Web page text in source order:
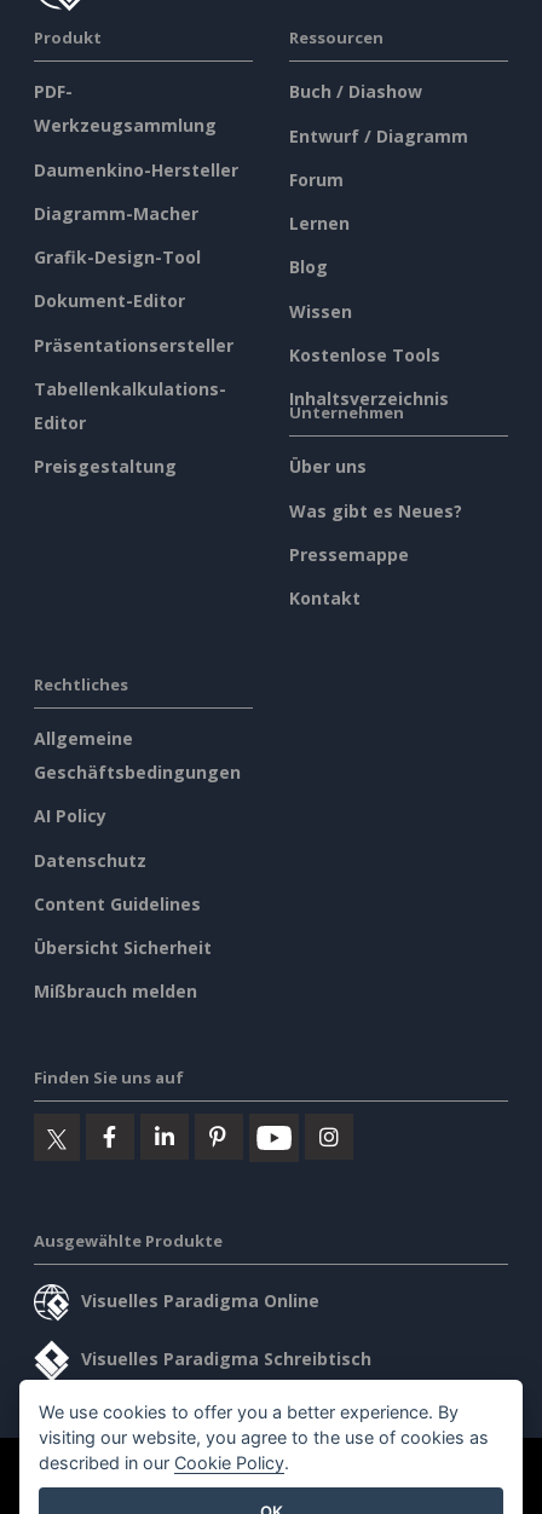
Produkt
PDF-
Werkzeugsammlung
Daumenkino-Hersteller
Diagramm-Macher
Grafik-Design-Tool
Dokument-Editor
Präsentationsersteller
Tabellenkalkulations-
Editor
Preisgestaltung
Ressourcen
Buch / Diashow
Entwurf / Diagramm
Forum
Lernen
Blog
Wissen
Kostenlose Tools
Inhaltsverzeichnis
Unternehmen
Über uns
Was gibt es Neues?
Pressemappe
Kontakt
Rechtliches
Allgemeine
Geschäftsbedingungen
AI Policy
Datenschutz
Content Guidelines
Übersicht Sicherheit
Mißbrauch melden
Finden Sie uns auf
Ausgewählte Produkte
Visuelles Paradigma Online
Visuelles Paradigma Schreibtisch
©2026 by Visual Paradigm. Alle Rechte vorbehalten.
We use cookies to offer you a better experience. By
visiting our website, you agree to the use of cookies as
described in our Cookie Policy.